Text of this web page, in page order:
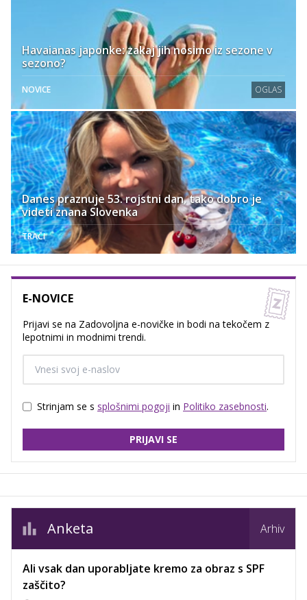
Havaianas japonke: zakaj jih nosimo iz sezone v
sezono?
NOVICE OGLAS
Danes praznuje 53. rojstni dan, tako dobro je
videti znana Slovenka
TRAČI
E-NOVICE
Prijavi se na Zadovoljna e-novičke in bodi na tekočem z
lepotnimi in modnimi trendi.
Strinjam se s splošnimi pogoji in Politiko zasebnosti.
PRIJAVI SE
Anketa Arhiv
Ali vsak dan uporabljate kremo za obraz s SPF
zaščito?